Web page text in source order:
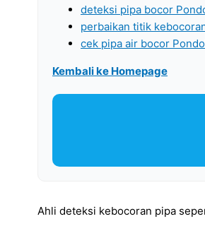
deteksi pipa bocor
perbaikan titik
cek pipa air bocor
Kembali ke Homepage
Ahli deteksi kebocoran pipa